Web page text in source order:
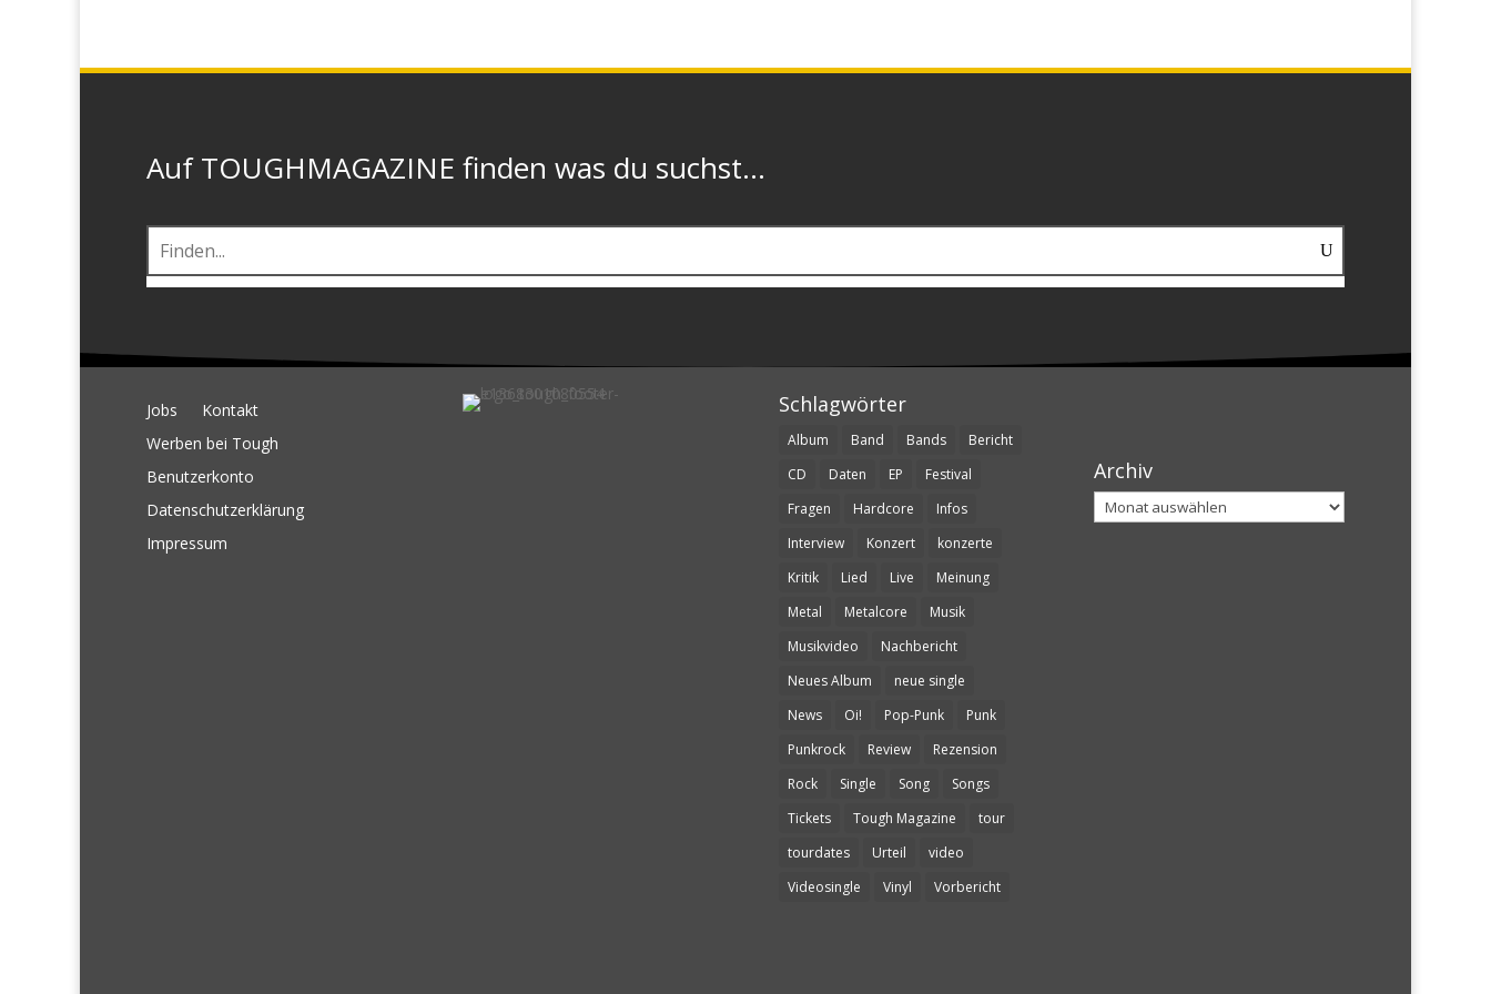
Auf TOUGHMAGAZINE finden was du suchst...
Jobs
Kontakt
Werben bei Tough
Benutzerkonto
Datenschutzerklärung
Impressum
Schlagwörter
Album Band Bands
Bericht
CD
Daten EP
Festival
Fragen
Hardcore
Infos
Interview
Konzert
konzerte
Kritik
Lied Live
Meinung
Metal
Metalcore
Musik
Musikvideo
Nachbericht
Neues Album
neue single
News
Oi! Pop-Punk
Punk
Punkrock
Review
Rezension
Rock
Single Song
Songs
Tickets
Tough Magazine
tour
tourdates
Urteil
video
Videosingle
Vinyl Vorbericht
Archiv
Archiv